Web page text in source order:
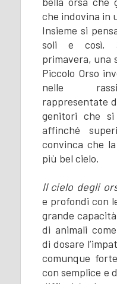
che indovina in
Insieme si
soli e così,
primavera, una
Piccolo Orso
nelle
rappresentate
genitori che
affinché
convinca che
più bel cielo.
Il cielo degli
e profondi con
grande
di animali
di dosare
comunque
con semplice e